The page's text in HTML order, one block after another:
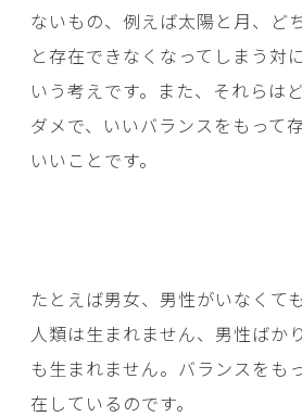
ないもの、例えば太陽と月、ど
と存在できなくなってしまう対
いう考えです。また、それらは
ダメで、いいバランスをもって
いいことです。
たとえば男女、男性がいなくて
人類は生まれません、男性ばか
も生まれません。バランスをも
在しているのです。